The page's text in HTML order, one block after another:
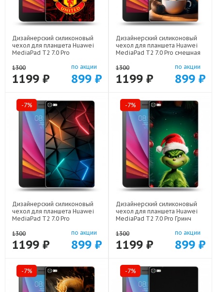
Дизайнерский силиконовый
чехол для планшета Huawei
MediaPad T2 7.0 Pro
22501
1300
1199 ₽
по акции
899 ₽
Дизайнерский силиконовый
чехол для планшета Huawei
MediaPad T2 7.0 Pro смешная
1300
1199 ₽
по акции
899 ₽
-7%
Дизайнерский силиконовый
чехол для планшета Huawei
MediaPad T2 7.0 Pro
21708
1300
1199 ₽
по акции
899 ₽
-7%
Дизайнерский силиконовый
чехол для планшета Huawei
MediaPad T2 7.0 Pro Гринч
44194-22808
1300
1199 ₽
по акции
899 ₽
-7% -7%